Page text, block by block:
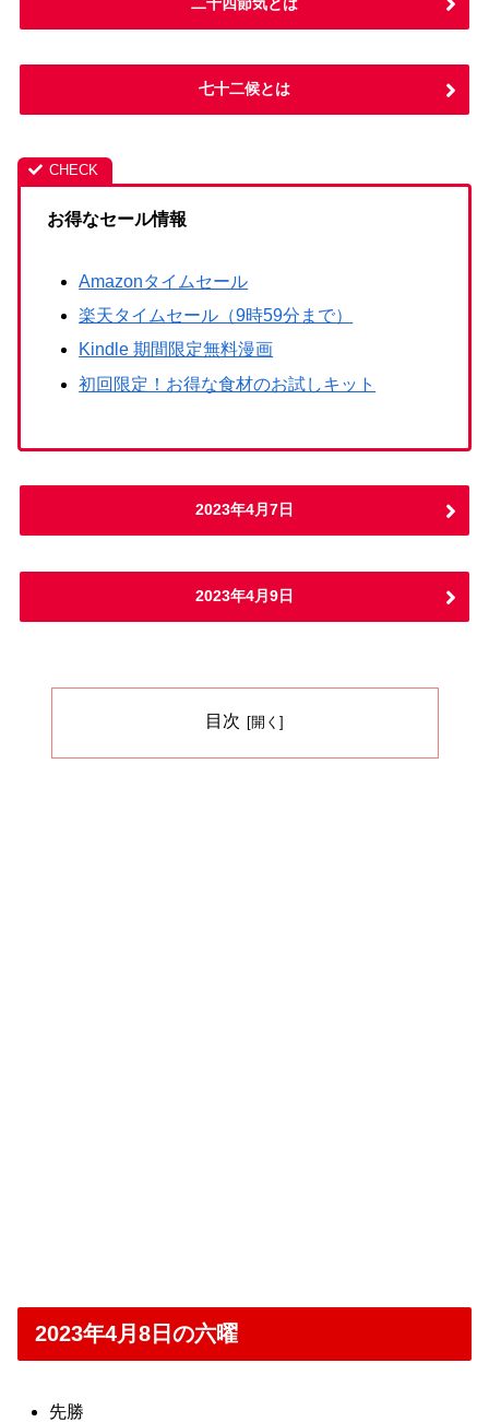
七十二候とは
お得なセール情報
Amazonタイムセール
楽天タイムセール（9時59分まで）
Kindle 期間限定無料漫画
初回限定！お得な食材のお試しキット
2023年4月7日
2023年4月9日
目次
2023年4月8日の六曜
先勝